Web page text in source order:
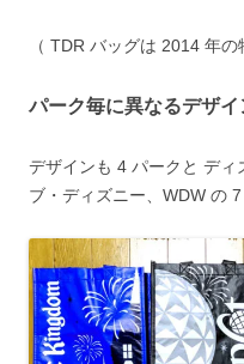
（ TDR バッグは 2014 年の
パーク毎に異なるデザイ
デザインも 4 パークと ディ
ブ・ディズニー、WDW の 7